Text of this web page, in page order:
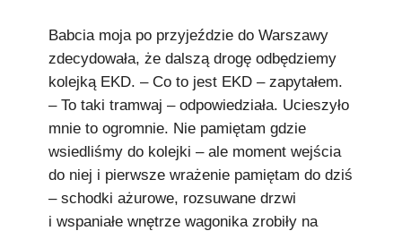
Babcia moja po przyjeździe do Warszawy
zdecydowała, że dalszą drogę odbędziemy
kolejką EKD. – Co to jest EKD – zapytałem.
– To taki tramwaj – odpowiedziała. Ucieszyło
mnie to ogromnie. Nie pamiętam gdzie
wsiedliśmy do kolejki – ale moment wejścia
do niej i pierwsze wrażenie pamiętam do dziś
– schodki ażurowe, rozsuwane drzwi
i wspaniałe wnętrze wagonika zrobiły na